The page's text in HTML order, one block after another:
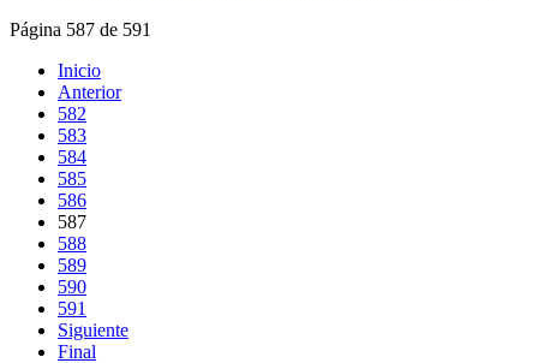
Página 587 de 591
Inicio
Anterior
582
583
584
585
586
587
588
589
590
591
Siguiente
Final